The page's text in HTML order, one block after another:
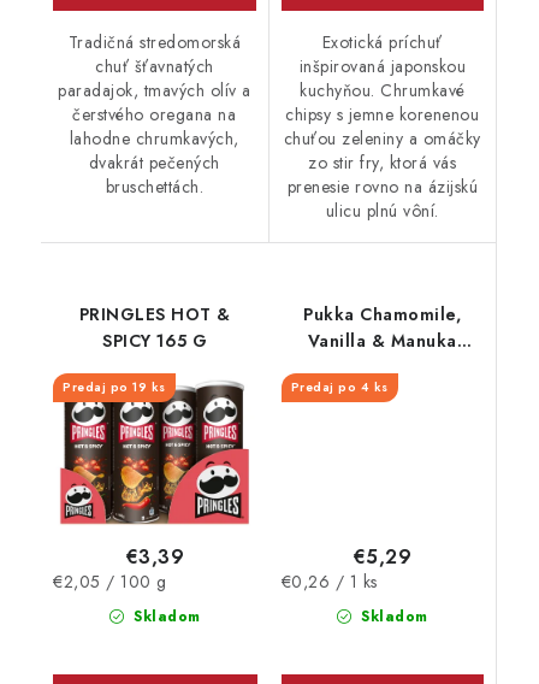
Tradičná stredomorská
chuť šťavnatých
paradajok, tmavých olív a
čerstvého oregana na
lahodne chrumkavých,
dvakrát pečených
bruschettách.
Exotická príchuť
inšpirovaná japonskou
kuchyňou. Chrumkavé
chipsy s jemne korenenou
chuťou zeleniny a omáčky
zo stir fry, ktorá vás
prenesie rovno na ázijskú
ulicu plnú vôní.
PRINGLES HOT &
SPICY 165 G
Predaj po 19 ks
Skladom
€3,39
Jednotková
€2,05 / 100 g
Pukka Chamomile,
Vanilla & Manuka
Predaj po 4 ks
Skladom
€5,29
Jednotková
€0,26 / 1 ks